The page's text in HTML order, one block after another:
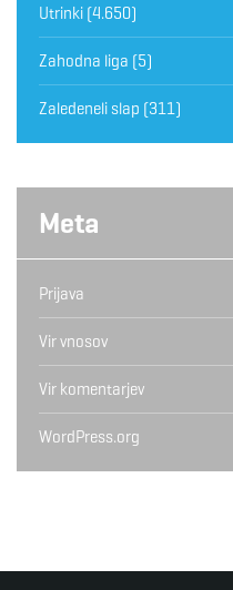
Utrinki (4.650)
Zahodna liga (5)
Zaledeneli slap (311)
Meta
Prijava
Vir vnosov
Vir komentarjev
WordPress.org